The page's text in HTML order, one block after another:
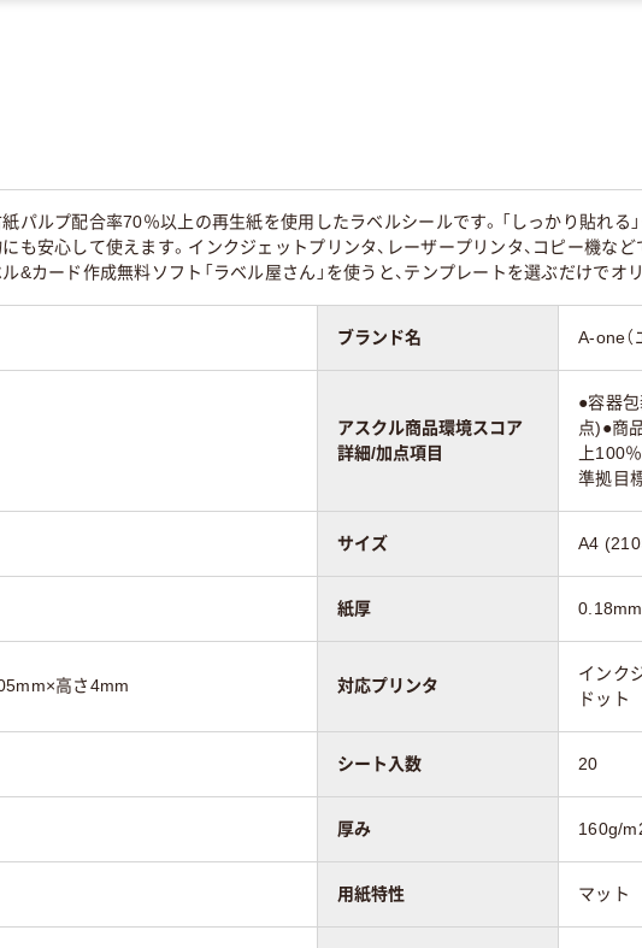
パルプ配合率70％以上の再生紙を使用したラベルシールです。「しっかり貼れる
も安心して使えます。インクジェットプリンタ、レーザープリンタ、コピー機な
&カード作成無料ソフト「ラベル屋さん」を使うと、テンプレートを選ぶだけでオ
ブランド名 A-one（
アスクル商品環境スコア
詳細/加点項目
●容器
点)●商
上100
準拠目
サイズ A4
紙厚 0.18mm
高さ4mm 対応プリンタ
インク
ドット
シート入数 20
厚み 160g/
用紙特性 マット